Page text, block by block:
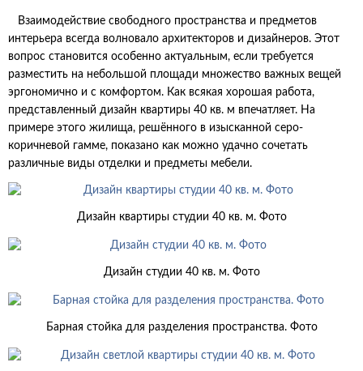
Взаимодействие свободного пространства и предметов
интерьера всегда волновало архитекторов и дизайнеров. Этот
вопрос становится особенно актуальным, если требуется
разместить на небольшой площади множество важных вещей
эргономично и с комфортом. Как всякая хорошая работа,
представленный дизайн квартиры 40 кв. м впечатляет. На
примере этого жилища, решённого в изысканной серо-
коричневой гамме, показано как можно удачно сочетать
различные виды отделки и предметы мебели.
Дизайн квартиры студии 40 кв. м. Фото
Дизайн студии 40 кв. м. Фото
Барная стойка для разделения пространства. Фото